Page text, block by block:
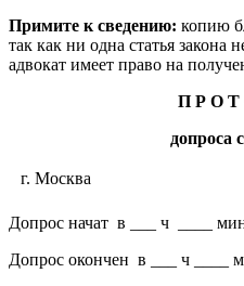
Примите к сведению: копию
так как ни одна статья закона
адвокат имеет право на
П Р О
допроса
г. Москва
Допрос начат в ___ ч ____
Допрос окончен в ___ ч ____